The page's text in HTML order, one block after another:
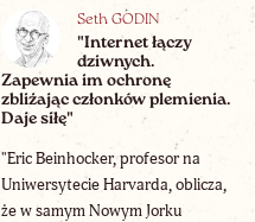
Seth GODIN
"Internet łączy
dziwnych.
Zapewnia im ochronę
zbliżając członków plemienia.
Daje siłę"
"Eric Beinhocker, profesor na
Uniwersytecie Harvarda, oblicza,
że w samym Nowym Jorku